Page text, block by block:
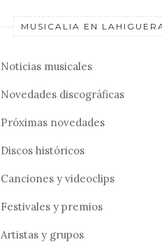
MUSICALIA EN
Noticias musicales
Novedades discográficas
Próximas novedades
Discos históricos
Canciones y videoclips
Festivales y premios
Artistas y grupos